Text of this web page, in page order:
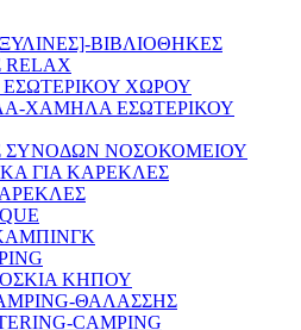
ΒΙΒΛΙΟΘΗΚΕΣ
ΧΩΡΟΥ
ΧΑΜΗΛΑ ΕΣΩΤΕΡΙΚΟΥ
ΣΥΝΟΔΩΝ ΝΟΣΟΚΟΜΕΙΟΥ
ΓΙΑ ΚΑΡΕΚΛΕΣ
ΚΗΠΟΥ
ΘΑΛΑΣΣΗΣ
CAMPING